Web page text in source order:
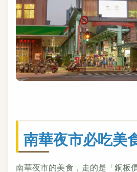
南華夜市必吃美
南華夜市的美食，走的是「銅板